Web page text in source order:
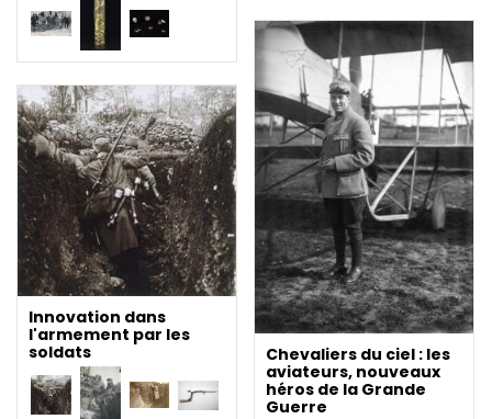
Chevaliers du ciel : les
aviateurs, nouveaux
héros de la Grande
Guerre
Innovation dans
l'armement par les
soldats